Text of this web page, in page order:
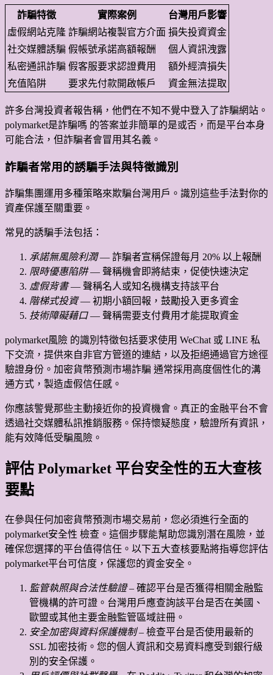
詐騙特徵 實際案例
台灣用戶影響
虛假網站克隆 詐騙網站複製官方介面 損失投資資金
社交媒體誘騙 假帳號承諾高額報酬
個人資訊洩露
私密通訊詐騙 假客服要求認證費用
額外經濟損失
充值陷阱
要求先付款開啟帳戶 資金無法提取
許多台灣投資者報告稱，他們在不知不覺中登入了詐騙網站。
polymarket是詐騙嗎 的答案並非簡單的是或否，而是平台本身
可能合法，但詐騙者會冒用其名義。
詐騙者常用的誘騙手法與特徵識別
詐騙集團運用多種策略來欺騙台灣用戶。識別這些手法對你的
資產保護至關重要。
常見的誘騙手法包括：
承諾無風險利潤— 詐騙者宣稱保證每月 20% 以上報酬
限時優惠陷阱— 聲稱機會即將結束，促使快速決定
虛假背書— 聲稱名人或知名機構支持該平台
階梯式投資— 初期小額回報，鼓勵投入更多資金
技術障礙藉口— 聲稱需要支付費用才能提取資金
polymarket風險 的識別特徵包括要求使用 WeChat 或 LINE 私
下交流，提供來自非官方管道的連結，以及拒絕通過官方途徑
驗證身份。加密貨幣預測市場詐騙 通常採用高度個性化的溝
通方式，製造虛假信任感。
你應該警覺那些主動接近你的投資機會。真正的金融平台不會
透過社交媒體私訊推銷服務。保持懷疑態度，驗證所有資訊，
能有效降低受騙風險。
評估 Polymarket 平台安全性的五大查核
要點
在參與任何加密貨幣預測市場交易前，您必須進行全面的
polymarket安全性 檢查。這個步驟能幫助您識別潛在風險，並
確保您選擇的平台值得信任。以下五大查核要點將指導您評估
polymarket平台可信度，保護您的資金安全。
監管執照與合法性驗證– 確認平台是否獲得相關金融監
管機構的許可證。台灣用戶應查詢該平台是否在美國、
歐盟或其他主要金融監管區域註冊。
安全加密與資料保護機制– 檢查平台是否使用最新的
SSL 加密技術。您的個人資訊和交易資料應受到銀行級
別的安全保護。